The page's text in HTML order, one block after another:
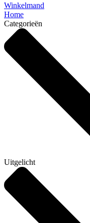
Winkelmand
Home
Categorieën
Uitgelicht